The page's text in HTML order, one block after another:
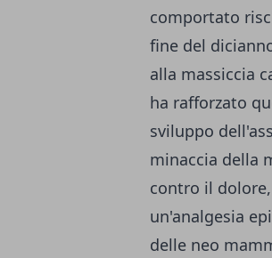
comportato
fine del
alla massiccia
ha rafforzato
sviluppo
minaccia della
contro il
un'analgesia
delle neo